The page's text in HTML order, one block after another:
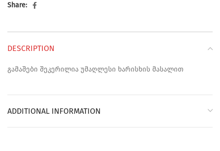
Share:
DESCRIPTION
გამაშები შეკერილია უმაღლესი ხარისხის მასალით
ADDITIONAL INFORMATION